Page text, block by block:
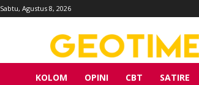
Sabtu, Agustus 8, 2026
KOLOM OPINI CBT SATIRE